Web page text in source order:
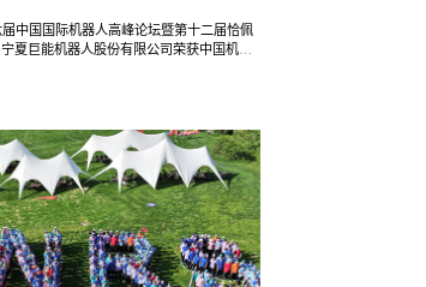
中国国际机器人高峰论坛暨第十二届恰佩
夏巨能机器人股份有限公司荣获中国机器
力的权威认可，更标志着巨能机器人深度融